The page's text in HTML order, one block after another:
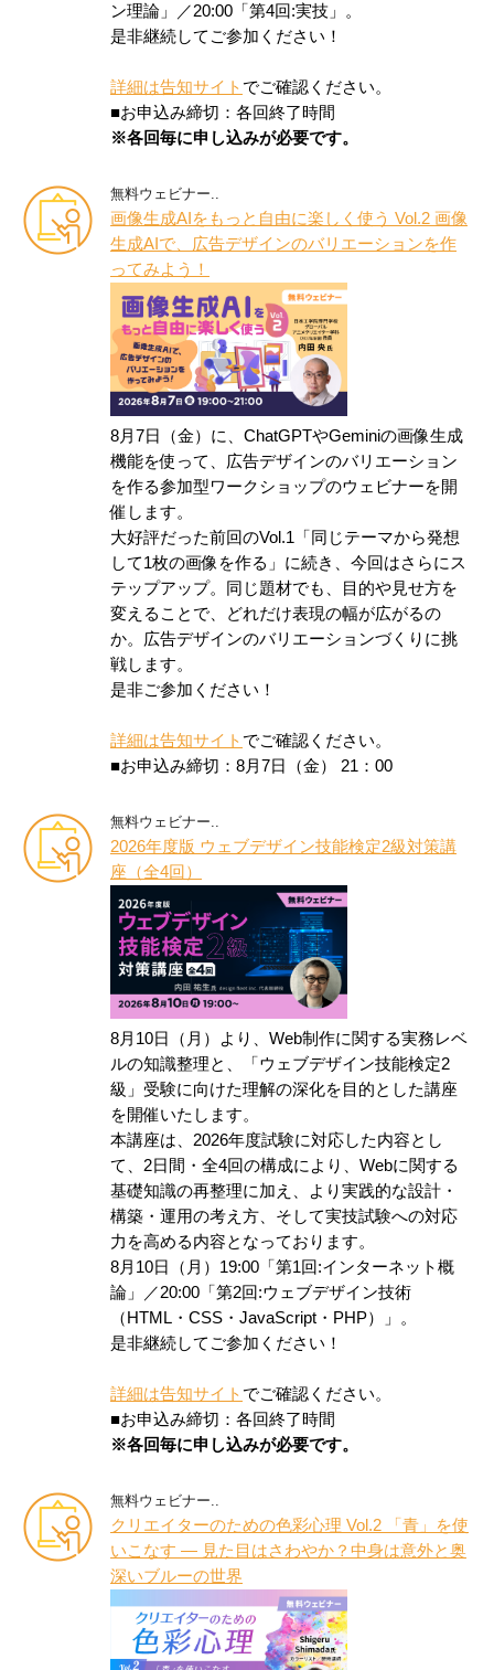
ン理論」／20:00「第4回:実技」。
是非継続してご参加ください！
詳細は告知サイト でご確認ください。
■お申込み締切：各回終了時間
※各回毎に申し込みが必要です。
無料ウェビナー..
画像生成AIをもっと自由に楽しく使う Vol.2 画像
生成AIで、広告デザインのバリエーションを作
ってみよう！
8月7日（金）に、ChatGPTやGeminiの画像生成
機能を使って、広告デザインのバリエーション
を作る参加型ワークショップのウェビナーを開
催します。
大好評だった前回のVol.1「同じテーマから発想
して1枚の画像を作る」に続き、今回はさらにス
テップアップ。同じ題材でも、目的や見せ方を
変えることで、どれだけ表現の幅が広がるの
か。広告デザインのバリエーションづくりに挑
戦します。
是非ご参加ください！
詳細は告知サイト でご確認ください。
■お申込み締切：8月7日（金） 21：00
無料ウェビナー..
2026年度版 ウェブデザイン技能検定2級対策講
座（全4回）
8月10日（月）より、Web制作に関する実務レベ
ルの知識整理と、「ウェブデザイン技能検定2
級」受験に向けた理解の深化を目的とした講座
を開催いたします。
本講座は、2026年度試験に対応した内容とし
て、2日間・全4回の構成により、Webに関する
基礎知識の再整理に加え、より実践的な設計・
構築・運用の考え方、そして実技試験への対応
力を高める内容となっております。
8月10日（月）19:00「第1回:インターネット概
論」／20:00「第2回:ウェブデザイン技術
（HTML・CSS・JavaScript・PHP）」。
是非継続してご参加ください！
詳細は告知サイト でご確認ください。
■お申込み締切：各回終了時間
※各回毎に申し込みが必要です。
無料ウェビナー..
クリエイターのための色彩心理 Vol.2 「青」を使
いこなす ― 見た目はさわやか？中身は意外と奥
深いブルーの世界